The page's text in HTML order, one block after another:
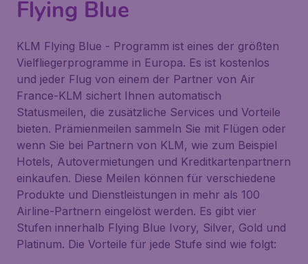
Flying Blue
KLM Flying Blue - Programm ist eines der größten
Vielfliegerprogramme in Europa. Es ist kostenlos
und jeder Flug von einem der Partner von Air
France-KLM sichert Ihnen automatisch
Statusmeilen, die zusätzliche Services und Vorteile
bieten. Prämienmeilen sammeln Sie mit Flügen oder
wenn Sie bei Partnern von KLM, wie zum Beispiel
Hotels, Autovermietungen und Kreditkartenpartnern
einkaufen. Diese Meilen können für verschiedene
Produkte und Dienstleistungen in mehr als 100
Airline-Partnern eingelöst werden. Es gibt vier
Stufen innerhalb Flying Blue Ivory, Silver, Gold und
Platinum. Die Vorteile für jede Stufe sind wie folgt: